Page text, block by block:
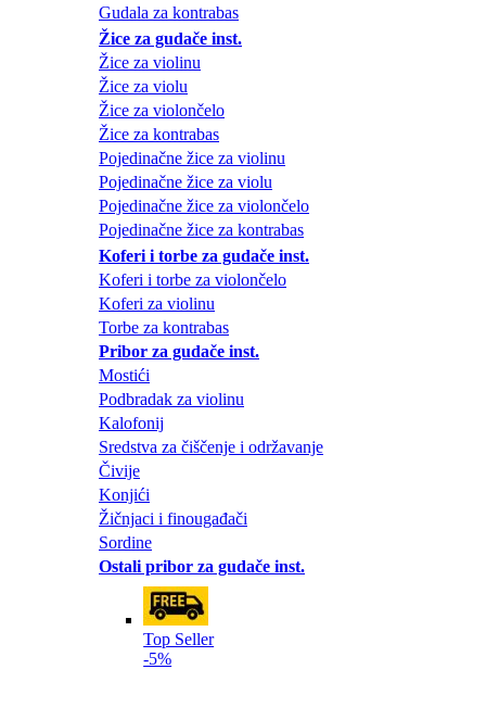
Gudala za kontrabas
Žice za gudače inst.
Žice za violinu
Žice za violu
Žice za violončelo
Žice za kontrabas
Pojedinačne žice za violinu
Pojedinačne žice za violu
Pojedinačne žice za violončelo
Pojedinačne žice za kontrabas
Koferi i torbe za gudače inst.
Koferi i torbe za violončelo
Koferi za violinu
Torbe za kontrabas
Pribor za gudače inst.
Mostići
Podbradak za violinu
Kalofonij
Sredstva za čiščenje i održavanje
Čivije
Konjići
Žičnjaci i finougađači
Sordine
Ostali pribor za gudače inst.
Top Seller
-5%